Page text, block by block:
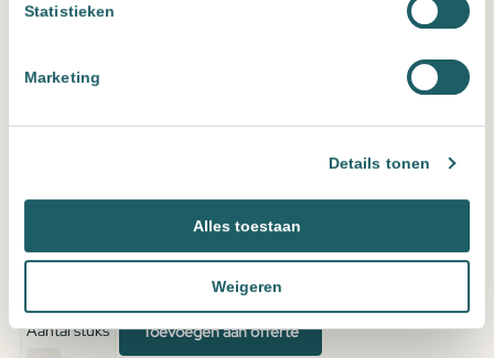
Statistieken
Marketing
Details tonen
Alles toestaan
Weigeren
Spiegel Organic met indirecte LED verlichting, 3 kleur
Uitvoering
Wissen
Spiegel Organic met indirecte LED verlichting, 3 kleur
Vraag een offerte aan voor de beste prijs
Aantal stuks Toevoegen aan offerte